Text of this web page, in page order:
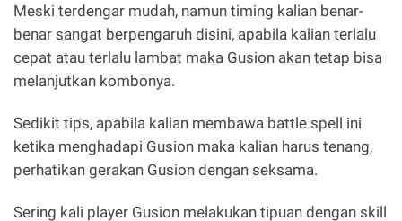
Meski terdengar mudah, namun timing kalian benar-
benar sangat berpengaruh disini, apabila kalian terlalu
cepat atau terlalu lambat maka Gusion akan tetap bisa
melanjutkan kombonya.
Sedikit tips, apabila kalian membawa battle spell ini
ketika menghadapi Gusion maka kalian harus tenang,
perhatikan gerakan Gusion dengan seksama.
Sering kali player Gusion melakukan tipuan dengan skill